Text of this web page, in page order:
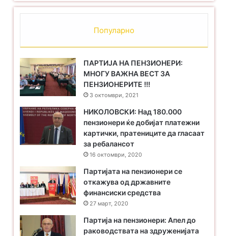
Популарно
ПАРТИЈА НА ПЕНЗИОНЕРИ:
МНОГУ ВАЖНА ВЕСТ ЗА
ПЕНЗИОНЕРИТЕ !!!
3 октомври, 2021
НИКОЛОВСКИ: Над 180.000
пензионери ќе добијат платежни
картички, пратениците да гласаат
за ребалансот
16 октомври, 2020
Партијата на пензионери се
откажува од државните
финансиски средства
27 март, 2020
Партија на пензионери: Апел до
раководствата на здруженијата